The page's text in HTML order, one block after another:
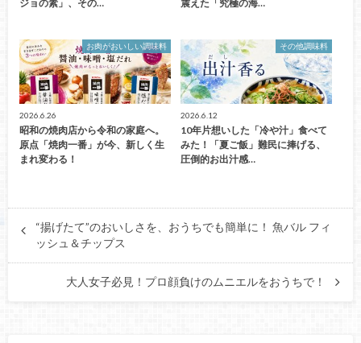
ジョの素」、その…
震えた「究極の海…
お肉がおいしい調味料
2026.6.26
昭和の焼肉店から令和の家庭へ。
原点「焼肉一番」が今、新しく生
まれ変わる！
その他調味料
2026.6.12
10年片想いした「冷や汁」食べて
みた！「夏ご飯」難民に捧げる、
圧倒的お出汁感…
“揚げたて”のおいしさを、おうちでも簡単に！ 魚バル フィ
ッシュ＆チップス
大人女子必見！プロ顔負けのムニエルをおうちで！